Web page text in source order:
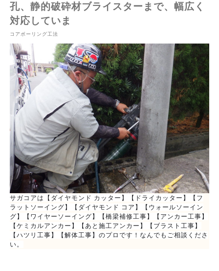
孔、静的破砕材ブライスターまで、幅広く
対応していま
コアボーリング工法
サガコアは【ダイヤモンド カッター】【ドライカッター】【フ
ラットソーイング】【ダイヤモンド コア】【ウォールソーイン
グ】【ワイヤーソーイング】【橋梁補修工事】【アンカー工事】
【ケミカルアンカー】【あと施工アンカー】【ブラスト工事】
【ハツリ工事】【解体工事】のプロです！なんでもご相談くださ
い。